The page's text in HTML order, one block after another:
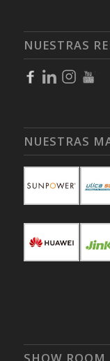
NUESTRAS
NUESTRAS